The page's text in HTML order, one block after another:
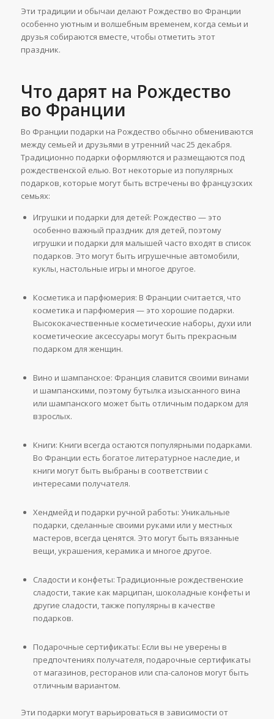
Эти традиции и обычаи делают Рождество во Франции
особенно уютным и волшебным временем, когда семьи и
друзья собираются вместе, чтобы отметить этот
праздник.
Что дарят на Рождество
во Франции
Во Франции подарки на Рождество обычно обмениваются
между семьей и друзьями в утренний час 25 декабря.
Традиционно подарки оформляются и размещаются под
рождественской елью. Вот некоторые из популярных
подарков, которые могут быть встречены во французских
семьях:
Игрушки и подарки для детей: Рождество — это
особенно важный праздник для детей, поэтому
игрушки и подарки для малышей часто входят в список
подарков. Это могут быть игрушечные автомобили,
куклы, настольные игры и многое другое.
Косметика и парфюмерия: В Франции считается, что
косметика и парфюмерия — это хорошие подарки.
Высококачественные косметические наборы, духи или
косметические аксессуары могут быть прекрасным
подарком для женщин.
Вино и шампанское: Франция славится своими винами
и шампанскими, поэтому бутылка изысканного вина
или шампанского может быть отличным подарком для
взрослых.
Книги: Книги всегда остаются популярными подарками.
Во Франции есть богатое литературное наследие, и
книги могут быть выбраны в соответствии с
интересами получателя.
Хендмейд и подарки ручной работы: Уникальные
подарки, сделанные своими руками или у местных
мастеров, всегда ценятся. Это могут быть вязанные
вещи, украшения, керамика и многое другое.
Сладости и конфеты: Традиционные рождественские
сладости, такие как марципан, шоколадные конфеты и
другие сладости, также популярны в качестве
подарков.
Подарочные сертификаты: Если вы не уверены в
предпочтениях получателя, подарочные сертификаты
от магазинов, ресторанов или спа-салонов могут быть
отличным вариантом.
Эти подарки могут варьироваться в зависимости от